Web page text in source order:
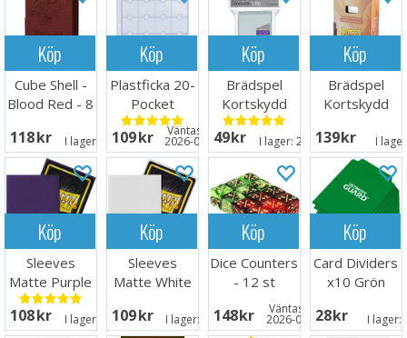
Köp
Cube Shell -
Blood Red - 8
118 SEK I lager: 20+
Köp
Plastficka 20-
Pocket
Coins+Tokens
10st
109 SEK Väntas in:
2026-08-27
Köp
Brädspel
Kortskydd
100 st
44x68mm
49 SEK I lager:20+
Köp
Brädspel
Kortskydd
70x120
139 SEK I
Köp
Sleeves
Matte Purple
x100 66x91
108 SEK I lager: 20+
Köp
Sleeves
Matte White
109 SEK I lager: 20+
Köp
Dice Counters
- 12 st
(Röd/Grön)
148 SEK Väntas in:
2026-09-30
Köp
Card Dividers
x10 Grön
28 SEK I lager: